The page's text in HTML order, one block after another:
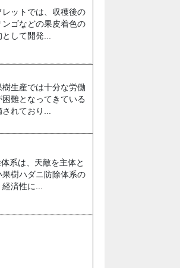
レットでは、収穫後の
ンゴなどの果皮着色の
して開発...
生産では十分な労働
困難となってきている
れており...
系は、天敵を主体と
果樹ハダニ防除体系の
済性に...